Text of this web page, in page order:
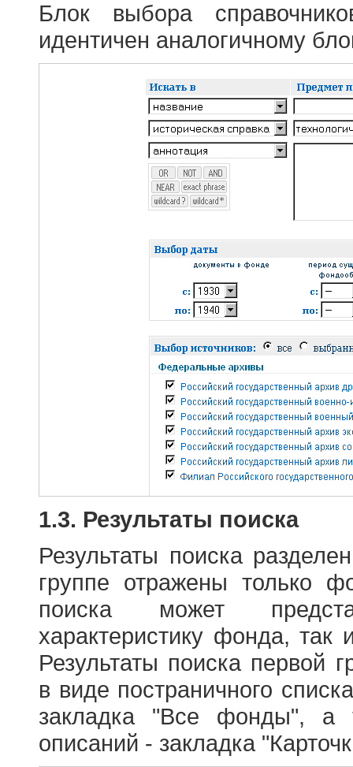
Блок выбора
идентичен аналогичному
1.3. Результаты поиска
Результаты поиска
группе отражены только
поиска может
характеристику фонда,
Результаты поиска первой
в виде постраничного
закладка "Все фонды", а
описаний - закладка